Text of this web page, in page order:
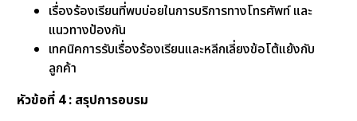
เรื่องร้องเรียนที่พบบ่อยในการบริการทางโทรศัพท์ และ
แนวทางป้องกัน
เทคนิคการรับเรื่องร้องเรียนและหลีกเลี่ยงข้อโต้แย้งกับ
ลูกค้า
หัวข้อที่ 4 : สรุปการอบรม